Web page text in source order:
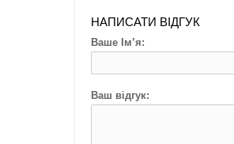
НАПИСАТИ ВІДГУК
Ваше Ім’я:
Ваш відгук: